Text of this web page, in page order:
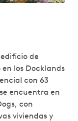
de
los Docklands
con 63
encuentra en
con
viviendas y